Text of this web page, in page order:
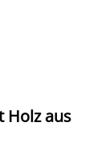
Holz aus